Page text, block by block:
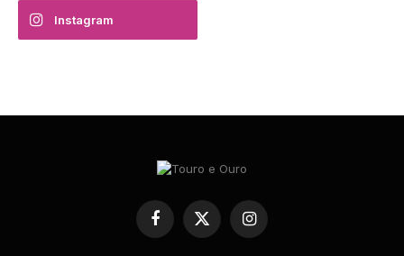
Instagram
Facebook
X
(Twitter)
Instagram